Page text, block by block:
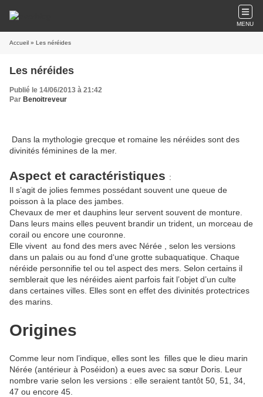
MENU
Accueil » Les néréides
Les néréides
Publié le 14/06/2013 à 21:42
Par Benoitreveur
Dans la mythologie grecque et romaine les néréides sont des
divinités féminines de la mer.
Aspect et caractéristiques :
Il s’agit de jolies femmes possédant souvent une queue de
poisson à la place des jambes.
Chevaux de mer et dauphins leur servent souvent de monture.
Dans leurs mains elles peuvent brandir un trident, un morceau de
corail ou encore une couronne.
Elle vivent au fond des mers avec Nérée , selon les versions
dans un palais ou au fond d‘une grotte subaquatique. Chaque
néréide personnifie tel ou tel aspect des mers. Selon certains il
semblerait que les néréides aient parfois fait l’objet d’un culte
dans certaines villes. Elles sont en effet des divinités protectrices
des marins.
Origines
Comme leur nom l’indique, elles sont les filles que le dieu marin
Nérée (antérieur à Poséidon) a eues avec sa sœur Doris. Leur
nombre varie selon les versions : elle seraient tantôt 50, 51, 34,
47 ou encore 45.